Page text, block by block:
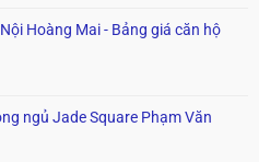
Hoàng Mai - Bảng giá căn hộ
ngủ Jade Square Phạm Văn